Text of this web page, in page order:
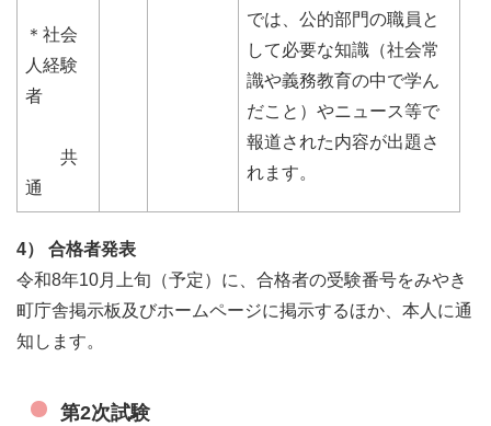
＊社会
人経験
者
共
通
では、公的部門の職員と
して必要な知識（社会常
識や義務教育の中で学ん
だこと）やニュース等で
報道された内容が出題さ
れます。
4） 合格者発表
令和8年10月上旬（予定）に、合格者の受験番号をみやき
町庁舎掲示板及びホームページに掲示するほか、本人に通
知します。
第2次試験